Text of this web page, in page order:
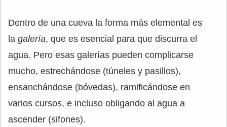
Dentro de una cueva la forma más elemental es
la galería, que es esencial para que discurra el
agua. Pero esas galerías pueden complicarse
mucho, estrechándose (túneles y pasillos),
ensanchándose (bóvedas), ramificándose en
varios cursos, e incluso obligando al agua a
ascender (sifones).